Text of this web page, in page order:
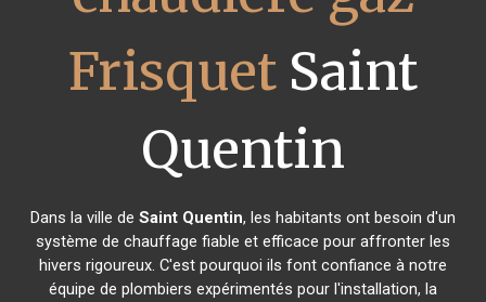
FrisquetSaint
Quentin
Dans la ville de Saint Quentin, les habitants ont besoin d'un
système de chauffage fiable et efficace pour affronter les
hivers rigoureux. C'est pourquoi ils font confiance à notre
équipe de plombiers expérimentés pour l'installation, la